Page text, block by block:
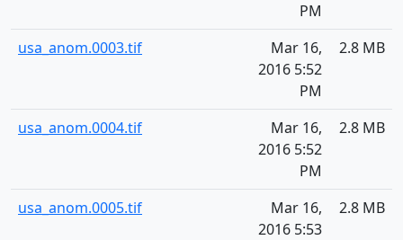
PM
usa_anom.0003.tif
Mar 16,
2016 5:52
PM
2.8 MB
usa_anom.0004.tif
Mar 16,
2016 5:52
PM
2.8 MB
usa_anom.0005.tif
Mar 16,
2016 5:53
2.8 MB